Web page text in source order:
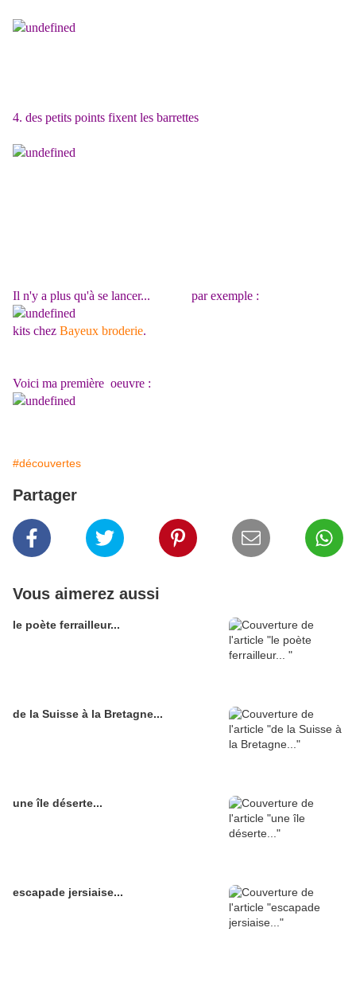
4. des petits points fixent les barrettes
Il n'y a plus qu'à se lancer... par exemple :
kits chez Bayeux broderie.
Voici ma première oeuvre :
#découvertes
Partager
Vous aimerez aussi
le poète ferrailleur...
de la Suisse à la Bretagne...
une île déserte...
escapade jersiaise...